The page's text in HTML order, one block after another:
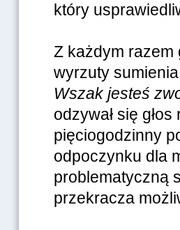
który
Z każdym razem
wyrzuty
Wszak jesteś
odzywał się
pięciogodzinny
odpoczynku dla
problematyczną
przekracza